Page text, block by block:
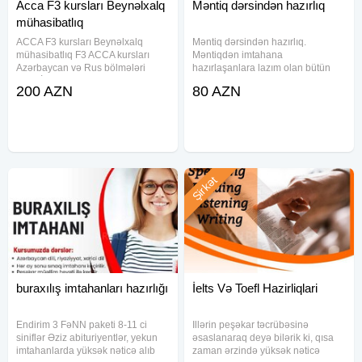
Acca F3 kursları Beynəlxalq
mühasibatlıq
ACCA F3 kursları Beynəlxalq
mühasibatlıq F3 ACCA kursları
Azərbaycan və Rus bölmələri
ilə təmin olunacaqlar. Qiymət - 200
200 AZN
Məntiq dərsindən hazırlıq
Məntiq dərsindən hazırlıq.
Məntiqdən imtahana
hazırlaşanlara lazım olan bütün
kursumuza qatılmaqla təcrübəli
80 AZN
buraxılış imtahanları hazırlığı
Endirim 3 FəNN paketi 8-11 ci
siniflər Əziz abituriyentlər, yekun
imtahanlarda yüksək nəticə alıb
İelts Və Toefl Hazirliqlari
Illərin peşəkar təcrübəsinə
əsaslanaraq deyə bilərik ki, qısa
zaman ərzində yüksək nəticə
Şirkət